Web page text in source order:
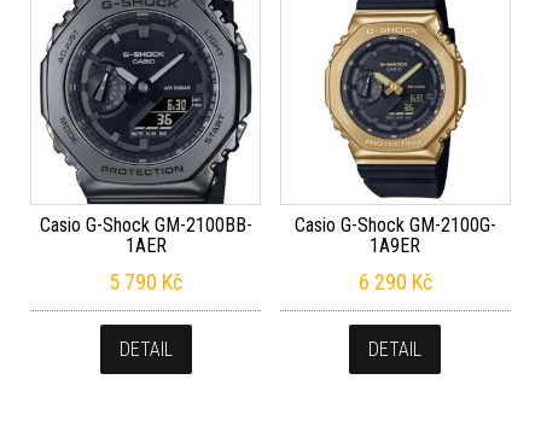
Casio G-Shock GM-2100BB-
1AER
5 790 Kč
DETAIL
Casio G-Shock GM-2100G-
1A9ER
6 290 Kč
DETAIL